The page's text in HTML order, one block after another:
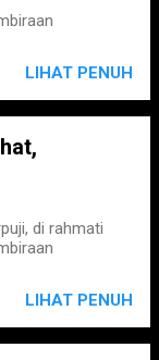
LIHAT PENUH
di rahmati
LIHAT PENUH